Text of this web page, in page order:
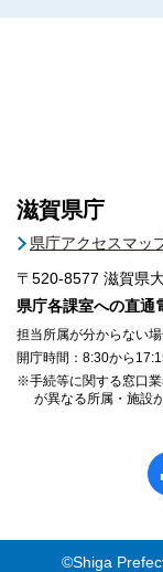
滋賀県庁
県庁アクセスマッ
〒520-8577 滋賀県
県庁各課室への直通
担当所属が分からない
開庁時間：8:30から
※手続等に関する窓口
が異なる所属・施設
©Shiga